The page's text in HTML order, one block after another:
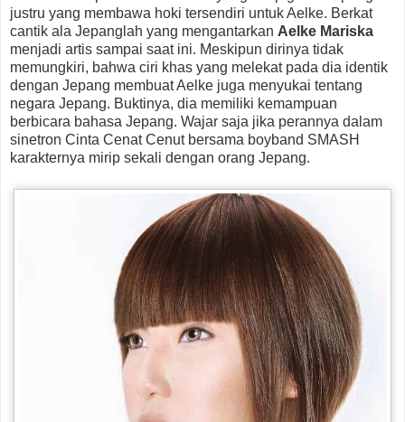
justru yang membawa hoki tersendiri untuk Aelke. Berkat
cantik ala Jepanglah yang mengantarkan Aelke Mariska
menjadi artis sampai saat ini. Meskipun dirinya tidak
memungkiri, bahwa ciri khas yang melekat pada dia identik
dengan Jepang membuat Aelke juga menyukai tentang
negara Jepang. Buktinya, dia memiliki kemampuan
berbicara bahasa Jepang. Wajar saja jika perannya dalam
sinetron Cinta Cenat Cenut bersama boyband SMASH
karakternya mirip sekali dengan orang Jepang.